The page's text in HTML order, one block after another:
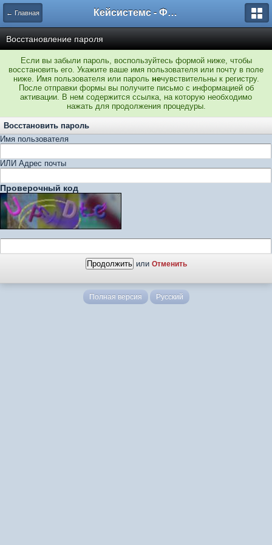
← Главная Кейсистемс - Форумы
Восстановление пароля
Если вы забыли пароль, воспользуйтесь формой ниже, чтобы
восстановить его. Укажите ваше имя пользователя или почту в поле
ниже. Имя пользователя или пароль нечувствительны к регистру.
После отправки формы вы получите письмо с информацией об
активации. В нем содержится ссылка, на которую необходимо
нажать для продолжения процедуры.
Восстановить пароль
Имя пользователя
ИЛИ Адрес почты
Проверочный код
или Отменить
Полная версия Русский